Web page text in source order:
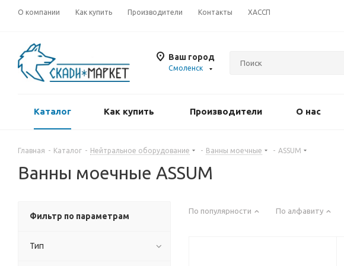
О компании Как купить Производители Контакты ХАССП
Ваш город
Смоленск
Каталог Как купить Производители О нас
Главная - Каталог - Нейтральное оборудование - Ванны моечные - ASSUM
Ванны моечные ASSUM
По популярности По алфавиту
Фильтр по параметрам
Тип